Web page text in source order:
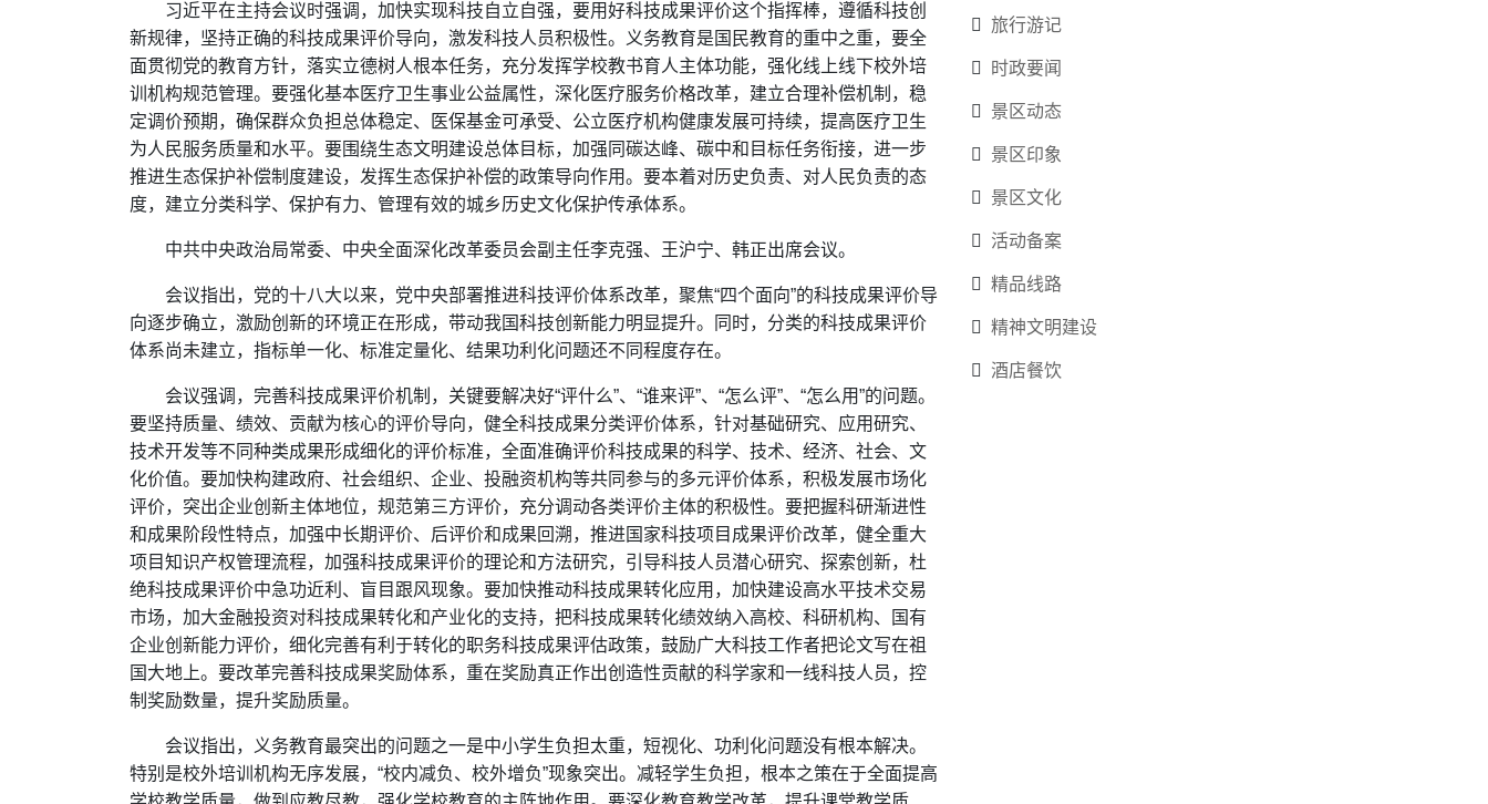
习近平在主持会议时强调，加快实现科技自立自强，要用好科技成果评价这个指挥棒，遵循科技创
新规律，坚持正确的科技成果评价导向，激发科技人员积极性。义务教育是国民教育的重中之重，要全
面贯彻党的教育方针，落实立德树人根本任务，充分发挥学校教书育人主体功能，强化线上线下校外培
训机构规范管理。要强化基本医疗卫生事业公益属性，深化医疗服务价格改革，建立合理补偿机制，稳
定调价预期，确保群众负担总体稳定、医保基金可承受、公立医疗机构健康发展可持续，提高医疗卫生
为人民服务质量和水平。要围绕生态文明建设总体目标，加强同碳达峰、碳中和目标任务衔接，进一步
推进生态保护补偿制度建设，发挥生态保护补偿的政策导向作用。要本着对历史负责、对人民负责的态
度，建立分类科学、保护有力、管理有效的城乡历史文化保护传承体系。
中共中央政治局常委、中央全面深化改革委员会副主任李克强、王沪宁、韩正出席会议。
会议指出，党的十八大以来，党中央部署推进科技评价体系改革，聚焦“四个面向”的科技成果评价导
向逐步确立，激励创新的环境正在形成，带动我国科技创新能力明显提升。同时，分类的科技成果评价
体系尚未建立，指标单一化、标准定量化、结果功利化问题还不同程度存在。
会议强调，完善科技成果评价机制，关键要解决好“评什么”、“谁来评”、“怎么评”、“怎么用”的问题。
要坚持质量、绩效、贡献为核心的评价导向，健全科技成果分类评价体系，针对基础研究、应用研究、
技术开发等不同种类成果形成细化的评价标准，全面准确评价科技成果的科学、技术、经济、社会、文
化价值。要加快构建政府、社会组织、企业、投融资机构等共同参与的多元评价体系，积极发展市场化
评价，突出企业创新主体地位，规范第三方评价，充分调动各类评价主体的积极性。要把握科研渐进性
和成果阶段性特点，加强中长期评价、后评价和成果回溯，推进国家科技项目成果评价改革，健全重大
项目知识产权管理流程，加强科技成果评价的理论和方法研究，引导科技人员潜心研究、探索创新，杜
绝科技成果评价中急功近利、盲目跟风现象。要加快推动科技成果转化应用，加快建设高水平技术交易
市场，加大金融投资对科技成果转化和产业化的支持，把科技成果转化绩效纳入高校、科研机构、国有
企业创新能力评价，细化完善有利于转化的职务科技成果评估政策，鼓励广大科技工作者把论文写在祖
国大地上。要改革完善科技成果奖励体系，重在奖励真正作出创造性贡献的科学家和一线科技人员，控
制奖励数量，提升奖励质量。
会议指出，义务教育最突出的问题之一是中小学生负担太重，短视化、功利化问题没有根本解决。
特别是校外培训机构无序发展，“校内减负、校外增负”现象突出。减轻学生负担，根本之策在于全面提高
旅行游记
时政要闻
景区动态
景区印象
景区文化
活动备案
精品线路
精神文明建设
酒店餐饮